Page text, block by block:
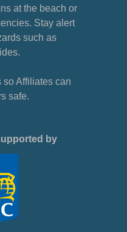
at the beach or
Stay alert
such as
so Affiliates can
safe.
by